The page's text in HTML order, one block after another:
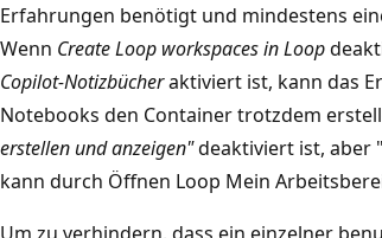
Erfahrungen benötigt und mindestens
Wenn Create Loop workspaces in Loop
Copilot-Notizbücheraktiviert ist, kann das
Notebooks den Container trotzdem
erstellen und anzeigen"deaktiviert ist, aber "
kann durch Öffnen Loop Mein
Um zu verhindern, dass ein einzelner